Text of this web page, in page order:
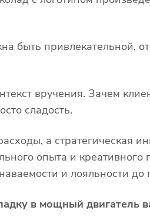
быть привлекательной,
вручения. Зачем
сладость.
а стратегическая
опыта и
и лояльности
в мощный двигатель